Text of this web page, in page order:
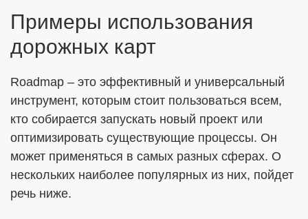
Примеры использования
дорожных карт
Roadmap – это эффективный и универсальный
инструмент, которым стоит пользоваться всем,
кто собирается запускать новый проект или
оптимизировать существующие процессы. Он
может применяться в самых разных сферах. О
нескольких наиболее популярных из них, пойдет
речь ниже.